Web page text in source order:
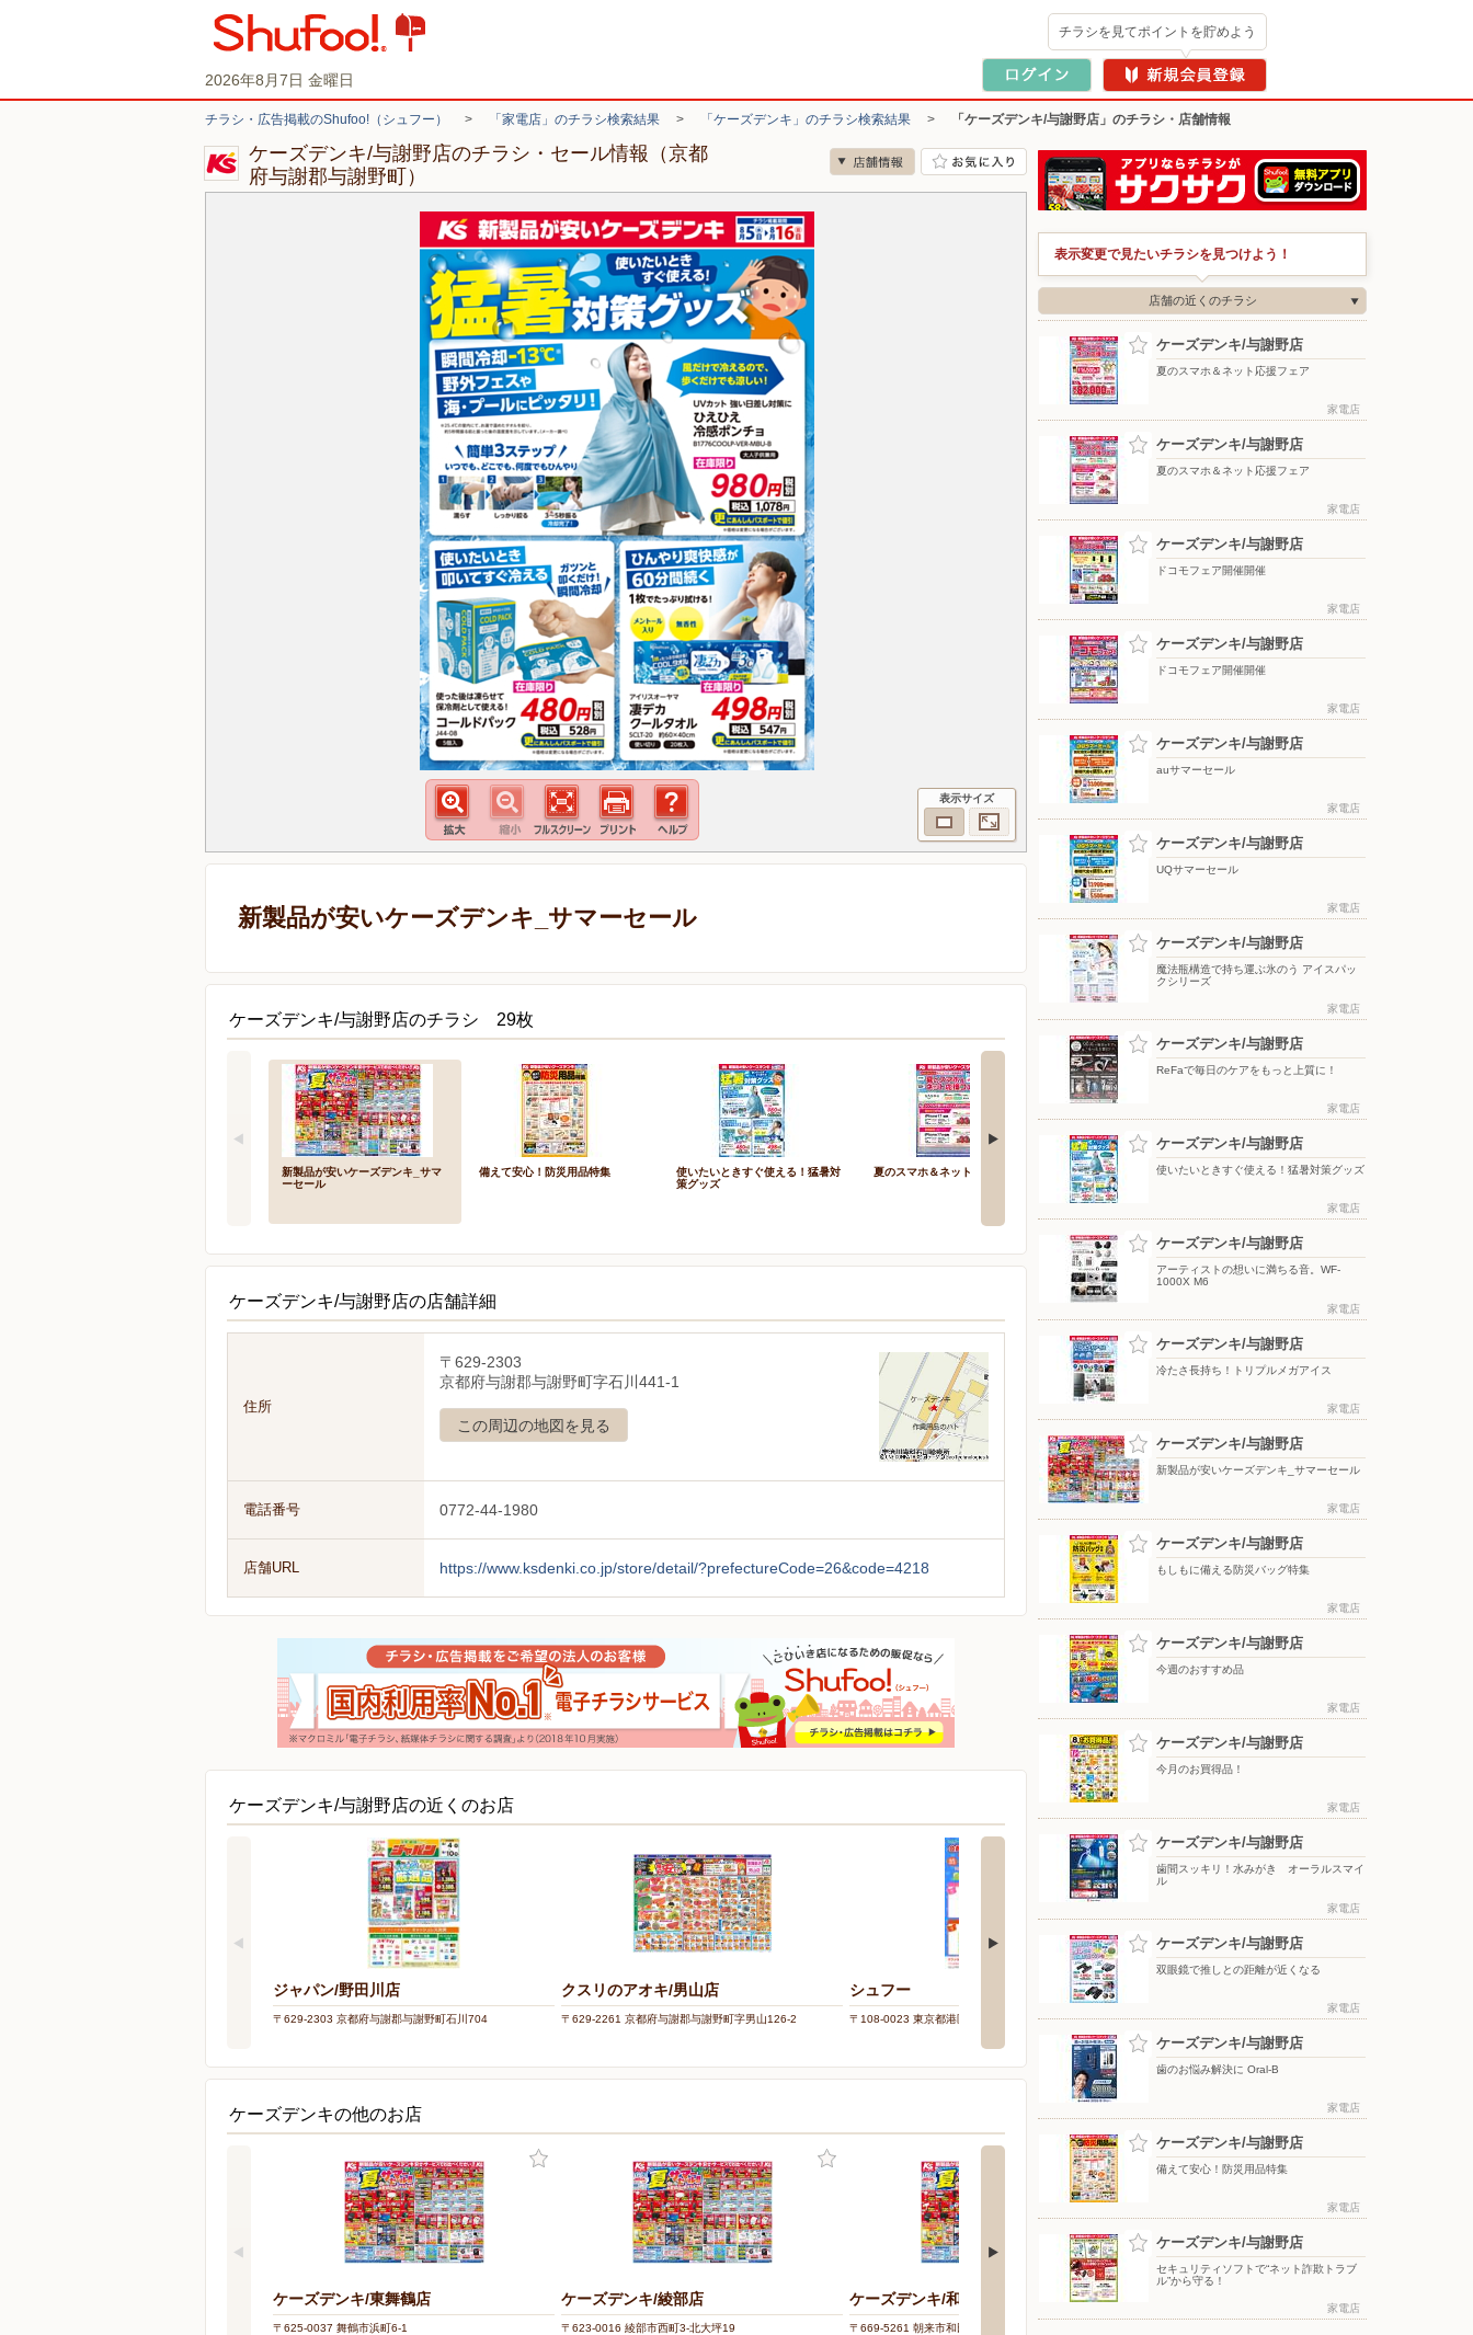
2026年8月7日 金曜日
チラシを見てポイントを貯めよう
チラシ・広告掲載のShufoo!（シュフー） > 「家電店」のチラシ検索結果 > 「ケーズデンキ」のチラシ検索結果 > 「ケーズデンキ/与謝野店」のチラシ・店舗情報
ケーズデンキ/与謝野店のチラシ・セール情報（京都
府与謝郡与謝野町）
表示サイズ
新製品が安いケーズデンキ_サマーセール
ケーズデンキ/与謝野店のチラシ 29枚
新製品が安いケーズデンキ_サマ
ーセール
備えて安心！防災用品特集
使いたいときすぐ使える！猛暑対
策グッズ
夏のスマホ＆ネット応援フェア 夏のスマホ＆ネット応援フェア ドコモフェア開催開催
ケーズデンキ/与謝野店の店舗詳細
住所
〒629-2303
京都府与謝郡与謝野町字石川441-1
この周辺の地図を見る
電話番号 0772-44-1980
店舗URL https://www.ksdenki.co.jp/store/detail/?prefectureCode=26&code=4218
ケーズデンキ/与謝野店の近くのお店
ジャパン/野田川店
〒629-2303 京都府与謝郡与謝野町石川704
クスリのアオキ/男山店
〒629-2261 京都府与謝郡与謝野町字男山126-2
シュフー
〒108-0023 東京都港区芝浦3-19-26 TOPPAN芝浦ビル 〒629-2303 京都府与謝郡与謝野町字石川1561番地1
ケーズデンキの他のお店
ケーズデンキ/東舞鶴店
〒625-0037 舞鶴市浜町6-1
ケーズデンキ/綾部店
〒623-0016 綾部市西町3-北大坪19
ケーズデンキ/和田山店
〒669-5261 朝来市和田山町枚田476
表示変更で見たいチラシを見つけよう！
店舗の近くのチラシ
ケーズデンキ/与謝野店
夏のスマホ＆ネット応援フェア
家電店
ケーズデンキ/与謝野店
夏のスマホ＆ネット応援フェア
家電店
ケーズデンキ/与謝野店
ドコモフェア開催開催
家電店
ケーズデンキ/与謝野店
ドコモフェア開催開催
家電店
ケーズデンキ/与謝野店
auサマーセール
家電店
ケーズデンキ/与謝野店
UQサマーセール
家電店
ケーズデンキ/与謝野店
魔法瓶構造で持ち運ぶ氷のう アイスパッ
クシリーズ
家電店
ケーズデンキ/与謝野店
ReFaで毎日のケアをもっと上質に！
家電店
ケーズデンキ/与謝野店
使いたいときすぐ使える！猛暑対策グッズ
家電店
ケーズデンキ/与謝野店
アーティストの想いに満ちる音。WF-
1000X M6
家電店
ケーズデンキ/与謝野店
冷たさ長持ち！トリプルメガアイス
家電店
ケーズデンキ/与謝野店
新製品が安いケーズデンキ_サマーセール
家電店
ケーズデンキ/与謝野店
もしもに備える防災バッグ特集
家電店
ケーズデンキ/与謝野店
今週のおすすめ品
家電店
ケーズデンキ/与謝野店
今月のお買得品！
家電店
ケーズデンキ/与謝野店
歯間スッキリ！水みがき オーラルスマイ
ル
家電店
ケーズデンキ/与謝野店
双眼鏡で推しとの距離が近くなる
家電店
ケーズデンキ/与謝野店
歯のお悩み解決に Oral-B
家電店
ケーズデンキ/与謝野店
備えて安心！防災用品特集
家電店
ケーズデンキ/与謝野店
セキュリティソフトで“ネット詐欺トラブ
ル”から守る！
家電店